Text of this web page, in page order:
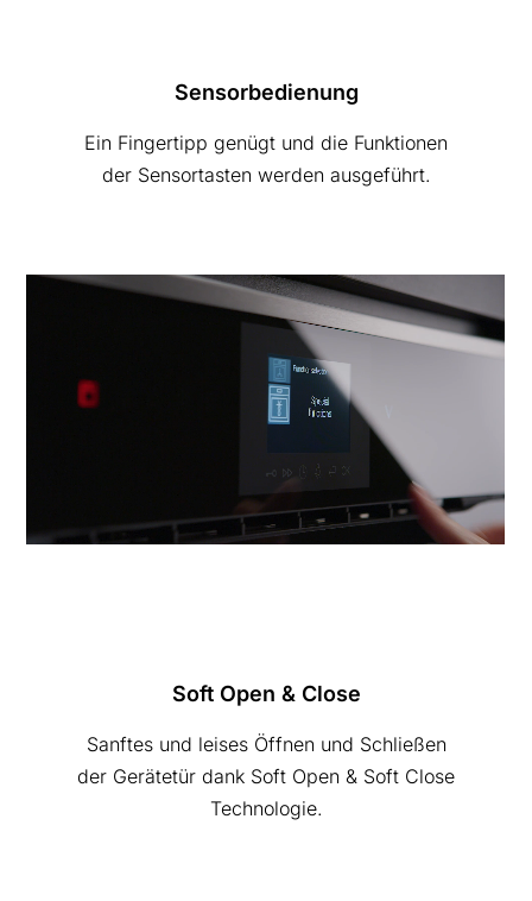
Sensorbedienung
Ein Fingertipp genügt und die Funktionen
der Sensortasten werden ausgeführt.
Soft Open & Close
Sanftes und leises Öffnen und Schließen
der Gerätetür dank Soft Open & Soft Close
Technologie.